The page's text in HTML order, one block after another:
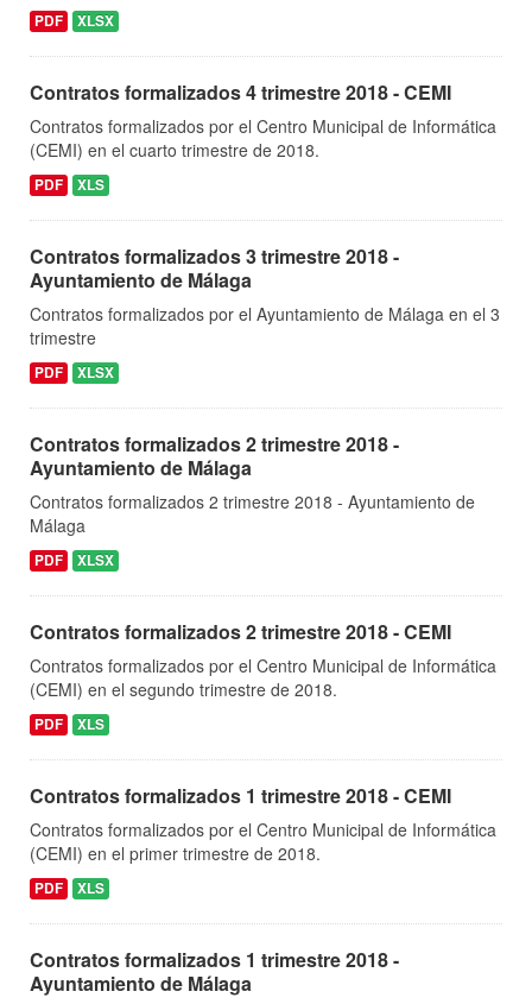
PDF XLSX
Contratos formalizados 4 trimestre 2018 - CEMI
Contratos formalizados por el Centro Municipal de Informática
(CEMI) en el cuarto trimestre de 2018.
PDF XLS
Contratos formalizados 3 trimestre 2018 -
Ayuntamiento de Málaga
Contratos formalizados por el Ayuntamiento de Málaga en el 3
trimestre
PDF XLSX
Contratos formalizados 2 trimestre 2018 -
Ayuntamiento de Málaga
Contratos formalizados 2 trimestre 2018 - Ayuntamiento de
Málaga
PDF XLSX
Contratos formalizados 2 trimestre 2018 - CEMI
Contratos formalizados por el Centro Municipal de Informática
(CEMI) en el segundo trimestre de 2018.
PDF XLS
Contratos formalizados 1 trimestre 2018 - CEMI
Contratos formalizados por el Centro Municipal de Informática
(CEMI) en el primer trimestre de 2018.
PDF XLS
Contratos formalizados 1 trimestre 2018 -
Ayuntamiento de Málaga